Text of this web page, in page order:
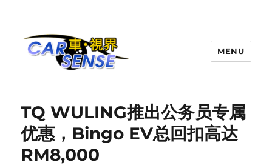
MENU
TQ WULING推出公务员专属
优惠，Bingo EV总回扣高达
RM8,000